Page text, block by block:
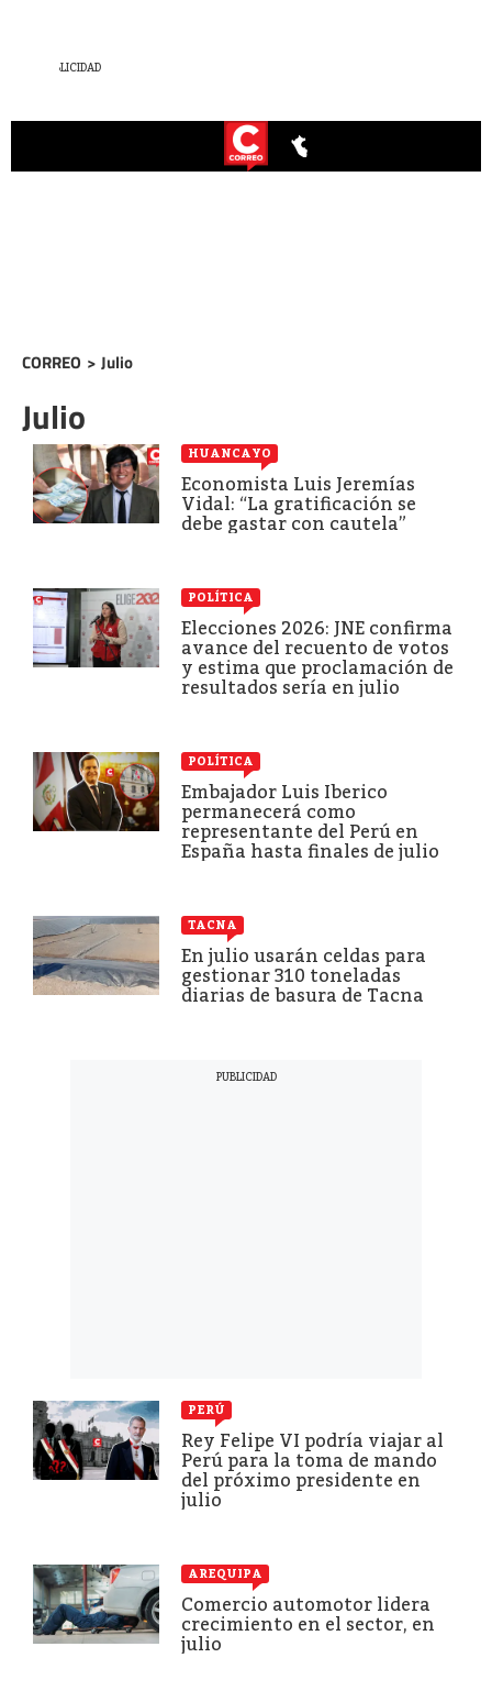
CORREO > Julio
Julio
HUANCAYO
Economista Luis Jeremías
Vidal: “La gratificación se
debe gastar con cautela”
POLÍTICA
Elecciones 2026: JNE confirma
avance del recuento de votos
y estima que proclamación de
resultados sería en julio
POLÍTICA
Embajador Luis Iberico
permanecerá como
representante del Perú en
España hasta finales de julio
TACNA
En julio usarán celdas para
gestionar 310 toneladas
diarias de basura de Tacna
PERÚ
Rey Felipe VI podría viajar al
Perú para la toma de mando
del próximo presidente en
julio
AREQUIPA
Comercio automotor lidera
crecimiento en el sector, en
julio